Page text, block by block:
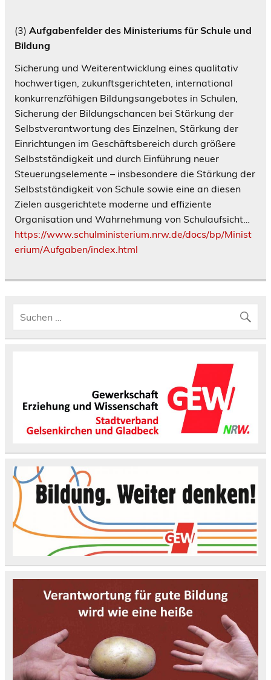
(3) Aufgabenfelder des Ministeriums für Schule und
Bildung
Sicherung und Weiterentwicklung eines qualitativ
hochwertigen, zukunftsgerichteten, international
konkurrenzfähigen Bildungsangebotes in Schulen,
Sicherung der Bildungschancen bei Stärkung der
Selbstverantwortung des Einzelnen, Stärkung der
Einrichtungen im Geschäftsbereich durch größere
Selbstständigkeit und durch Einführung neuer
Steuerungselemente – insbesondere die Stärkung der
Selbstständigkeit von Schule sowie eine an diesen
Zielen ausgerichtete moderne und effiziente
Organisation und Wahrnehmung von Schulaufsicht…
https://www.schulministerium.nrw.de/docs/bp/Minist
erium/Aufgaben/index.html